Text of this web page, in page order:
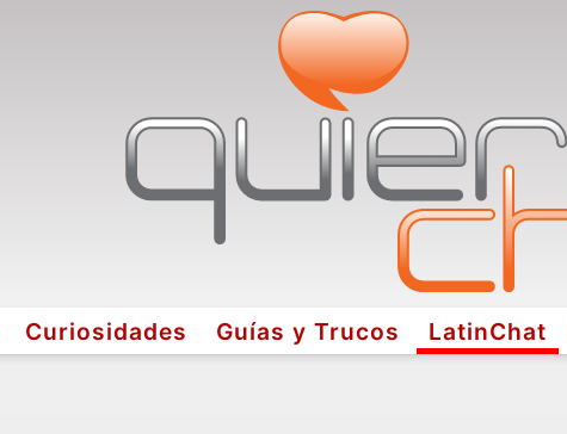
Curiosidades Guías y Trucos LatinChat